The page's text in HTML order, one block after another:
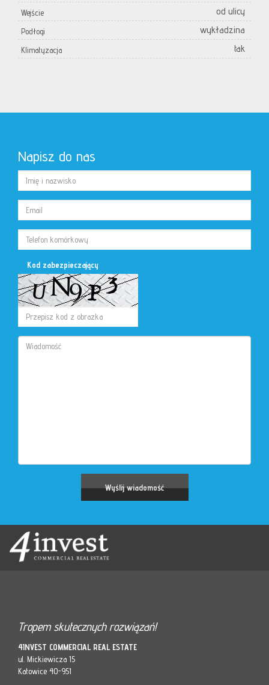
Wejście od ulicy
Podłogi wykładzina
Klimatyzacja tak
Napisz do nas
Kod zabezpieczający
Tropem skutecznych rozwiązań!
4INVEST COMMERCIAL REAL ESTATE
ul. Mickiewicza 15
Katowice 40-951